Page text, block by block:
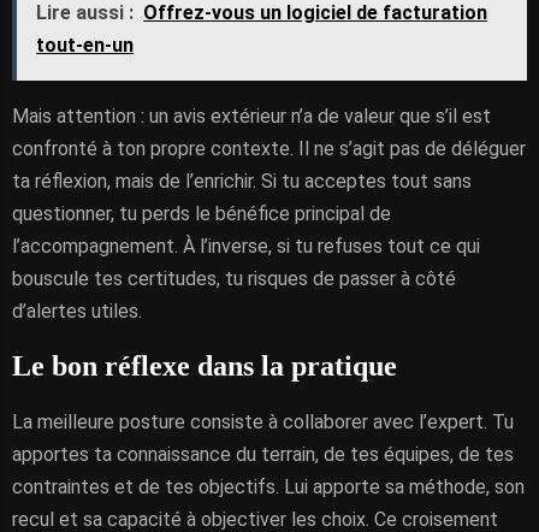
Lire aussi : Offrez-vous un logiciel de facturation
tout-en-un
Mais attention : un avis extérieur n’a de valeur que s’il est
confronté à ton propre contexte. Il ne s’agit pas de déléguer
ta réflexion, mais de l’enrichir. Si tu acceptes tout sans
questionner, tu perds le bénéfice principal de
l’accompagnement. À l’inverse, si tu refuses tout ce qui
bouscule tes certitudes, tu risques de passer à côté
d’alertes utiles.
Le bon réflexe dans la pratique
La meilleure posture consiste à collaborer avec l’expert. Tu
apportes ta connaissance du terrain, de tes équipes, de tes
contraintes et de tes objectifs. Lui apporte sa méthode, son
recul et sa capacité à objectiver les choix. Ce croisement